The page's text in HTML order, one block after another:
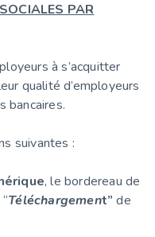
PAR
à s’acquitter
qualité d’employeurs
bancaires.
suivantes :
, le bordereau de
Téléchargement” de